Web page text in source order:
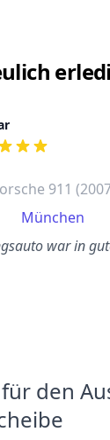
stars
911
München
war in
den